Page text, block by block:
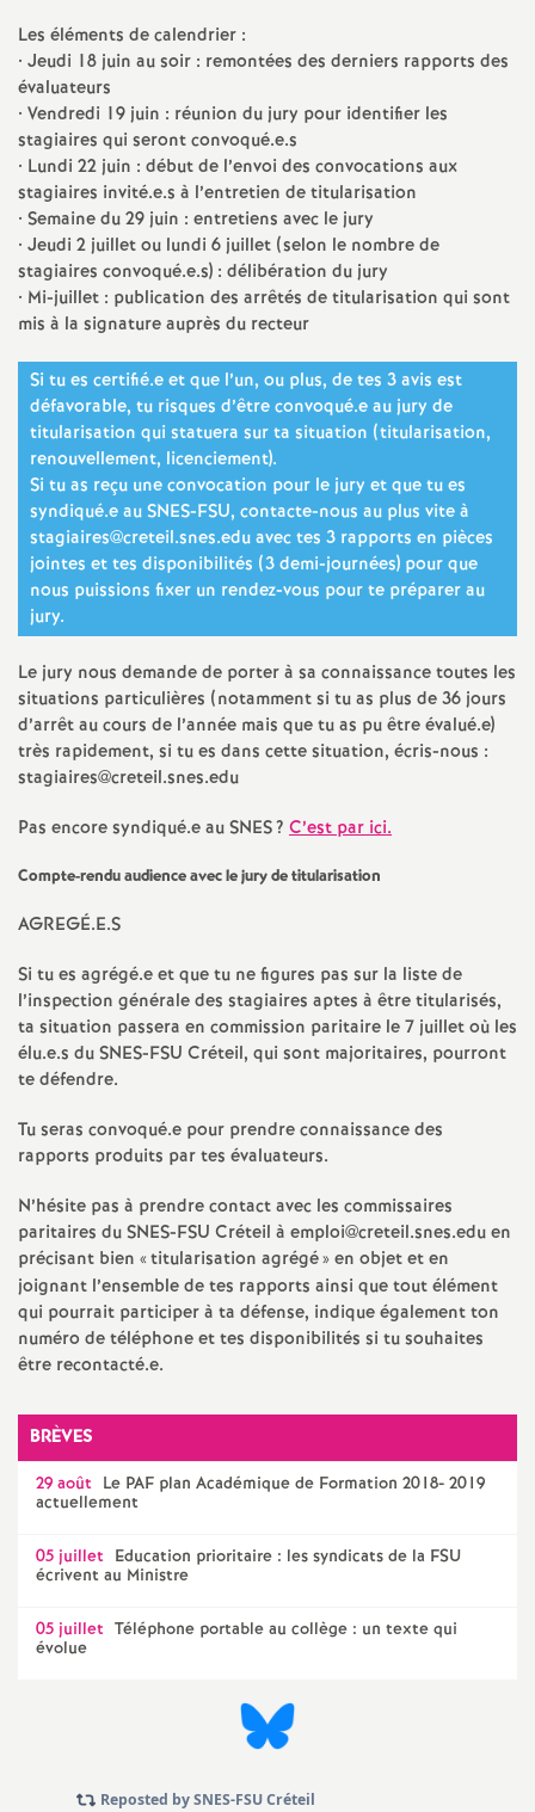
g
n
e
m
e
n
t
s
d
e
S
e
c
d
d
e
r
é
O
r
l
é
Les éléments de calendrier :
• Jeudi 18 juin au soir : remontées des derniers rapports des
évaluateurs
• Vendredi 19 juin : réunion du jury pour identifier les
stagiaires qui seront convoqué.e.s
• Lundi 22 juin : début de l’envoi des convocations aux
stagiaires invité.e.s à l’entretien de titularisation
• Semaine du 29 juin : entretiens avec le jury
• Jeudi 2 juillet ou lundi 6 juillet (selon le nombre de
stagiaires convoqué.e.s) : délibération du jury
• Mi-juillet : publication des arrêtés de titularisation qui sont
mis à la signature auprès du recteur
Si tu es certifié.e et que l’un, ou plus, de tes 3 avis est
défavorable, tu risques d’être convoqué.e au jury de
titularisation qui statuera sur ta situation (titularisation,
renouvellement, licenciement).
Si tu as reçu une convocation pour le jury et que tu es
syndiqué.e auSNES-FSU, contacte-nous au plus vite à
stagiaires@creteil.snes.edu avec tes 3 rapports en pièces
jointes et tes disponibilités (3 demi-journées) pour que
nous puissions fixer un rendez-vous pour te préparer au
jury.
Le jury nous demande de porter à sa connaissance toutes les
situations particulières (notamment si tu as plus de 36 jours
d’arrêt au cours de l’année mais que tu as pu être évalué.e)
très rapidement, si tu es dans cette situation, écris-nous :
stagiaires@creteil.snes.edu
Pas encore syndiqué.e auSNES? C’est par ici.
Compte-rendu audience avec le jury de titularisation
AGREGÉ.E.S
Si tu es agrégé.e et que tu ne figures pas sur la liste de
l’inspection générale des stagiaires aptes à être titularisés,
ta situation passera en commission paritaire le 7 juillet où les
élu.e.s duSNES-FSU Créteil, qui sont majoritaires, pourront
te défendre.
Tu seras convoqué.e pour prendre connaissance des
rapports produits par tes évaluateurs.
N’hésite pas à prendre contact avec les commissaires
paritaires duSNES-FSU Créteil à emploi@creteil.snes.edu en
précisant bien «titularisation agrégé» en objet et en
joignant l’ensemble de tes rapports ainsi que tout élément
qui pourrait participer à ta défense, indique également ton
numéro de téléphone et tes disponibilités si tu souhaites
être recontacté.e.
BRÈVES
29 août Le PAF plan Académique de Formation 2018- 2019
actuellement
05 juillet Education prioritaire : les syndicats de la FSU
écrivent au Ministre
05 juillet Téléphone portable au collège : un texte qui
évolue